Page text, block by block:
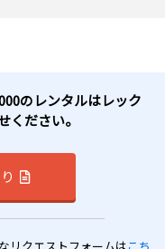
のレンタルはレック
ください。